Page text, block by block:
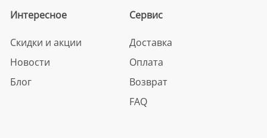
Интересное
Скидки и акции
Новости
Блог
Сервис
Доставка
Оплата
Возврат
FAQ